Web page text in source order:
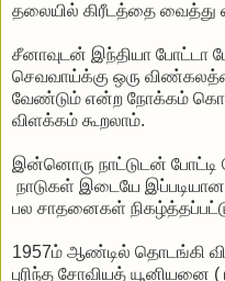
தலையில் கிரீடத்தை வைத்து
சீனாவுடன் இந்தியா போட்டா
செவவாய்க்கு ஒரு
வேண்டும் என்ற நோக்கம்
விளக்கம் கூறலாம்.
இன்னொரு நாட்டுடன் போட்டி
நாடுகள் இடையே
பல சாதனைகள்
1957ம் ஆண்டில் தொடங்கி
புரிந்த சோவியத் யூனியனை (